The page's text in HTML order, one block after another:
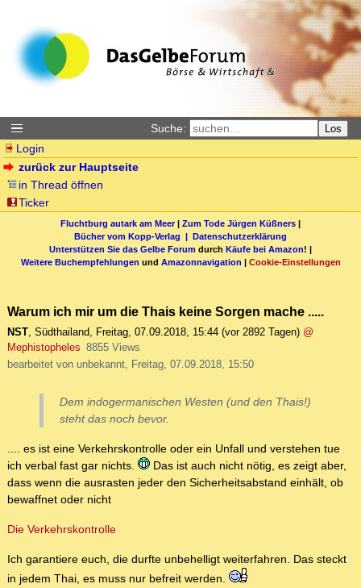
Suche: Los
Login
zurück zur Hauptseite
in Thread öffnen
Ticker
Fluchtburg autark am Meer| Zum Tode Jürgen Küßners |
Bücher vom Kopp-Verlag | Datenschutzerklärung
Unterstützen Sie das Gelbe Forum durch Käufe bei Amazon! |
Weitere Buchempfehlungen und Amazonnavigation | Cookie-Einstellungen
Warum ich mir um die Thais keine Sorgen mache .....
NST, Südthailand, Freitag, 07.09.2018, 15:44 (vor 2892 Tagen) @
Mephistopheles 8855 Views
bearbeitet von unbekannt, Freitag, 07.09.2018, 15:50
Dem indogermanischen Westen (und den Thais!)
steht das noch bevor.
.... es ist eine Verkehrskontrolle oder ein Unfall und verstehen tue
ich verbal fast gar nichts.
Das ist auch nicht nötig, es zeigt aber,
dass wenn die ausrasten jeder den Sicherheitsabstand einhält, ob
bewaffnet oder nicht
Die Verkehrskontrolle
Ich garantiere euch, die durfte unbehelligt weiterfahren. Das steckt
in jedem Thai, es muss nur befreit werden.